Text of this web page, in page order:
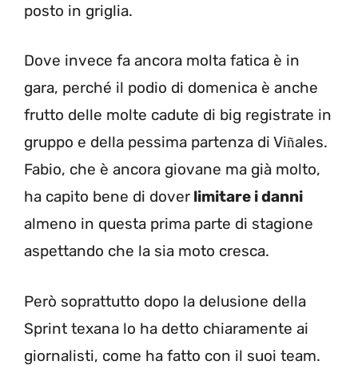
posto in griglia.
Dove invece fa ancora molta fatica è in
gara, perché il podio di domenica è anche
frutto delle molte cadute di big registrate in
gruppo e della pessima partenza di Viñales.
Fabio, che è ancora giovane ma già molto,
ha capito bene di dover limitare i danni
almeno in questa prima parte di stagione
aspettando che la sia moto cresca.
Però soprattutto dopo la delusione della
Sprint texana lo ha detto chiaramente ai
giornalisti, come ha fatto con il suoi team.